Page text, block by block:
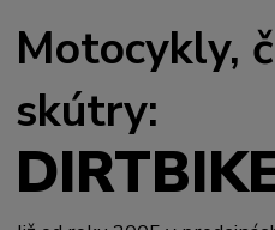
Motocykly,
skútry: